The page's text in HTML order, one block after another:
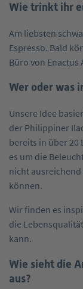
Wie trinkt ihr
Am liebsten
Espresso. Bald
Büro von Enactus
Wer oder was
Unsere Idee
der Philippiner
bereits in über 20
es um die
nicht
können.
Wir finden es
die
kann.
Wie sieht die
aus?